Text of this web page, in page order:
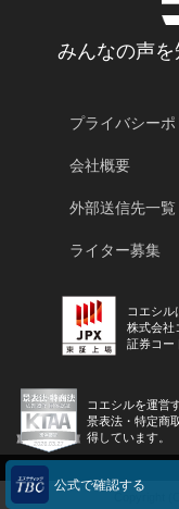
公式で確認する
みんなの声
プライバシーポ
会社概要
外部送信先一覧
ライター募集
コエシル
株式会社
証券コー
コエシルを運営
景表法・特定商
得しています。
Copyright